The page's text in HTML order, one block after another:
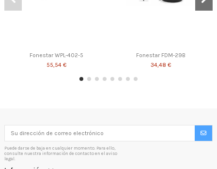
Fonestar WPL-402-5
55,54 €
Fonestar FDM-29B
34,48 €
Puede darse de baja en cualquier momento. Para ello,
consulte nuestra información de contacto en el aviso
legal.